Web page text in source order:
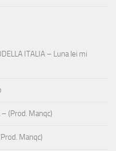
ITALIA – Luna lei mi
(Prod. Manqc)
Manqc)